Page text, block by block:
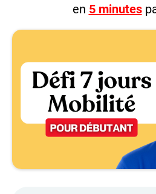
en 5 minutes